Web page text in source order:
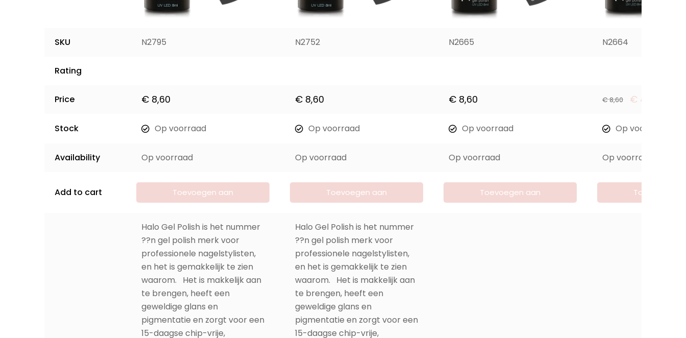
SKU N2795 N2752 N2665 N2664
Price
Stock Op voorraad Op voorraad Op voorraad Op voorraad
Availability Op voorraad Op voorraad Op voorraad Op voorraad
Add to cart
Toevoegen aan
winkelwagen
Toevoegen aan
winkelwagen
Toevoegen aan
winkelwagen
Toevoegen
Halo Gel Polish is het nummer
professionele nagelstylisten,
en het is gemakkelijk te zien
waarom. Het is makkelijk aan
te brengen, heeft een
geweldige glans en
pigmentatie en zorgt voor een
15-daagse chip-vrije,
langhoudende manicure. En
niet te vergeten, het is ook
Halo Gel Polish is het nummer
professionele nagelstylisten,
en het is gemakkelijk te zien
waarom. Het is makkelijk aan
te brengen, heeft een
geweldige glans en
pigmentatie en zorgt voor een
15-daagse chip-vrije,
langhoudende manicure. En
niet te vergeten, het is ook